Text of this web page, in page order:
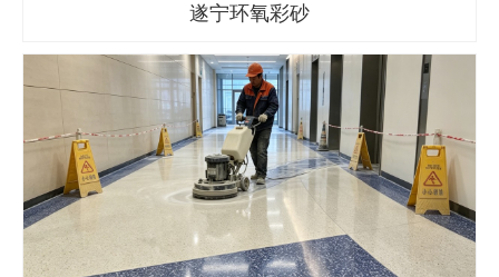
遂宁环氧彩砂